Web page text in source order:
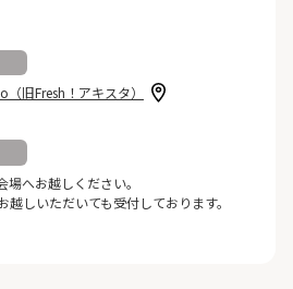
旧Fresh！アキスタ）
へお越しください。
しいただいても受付しております。